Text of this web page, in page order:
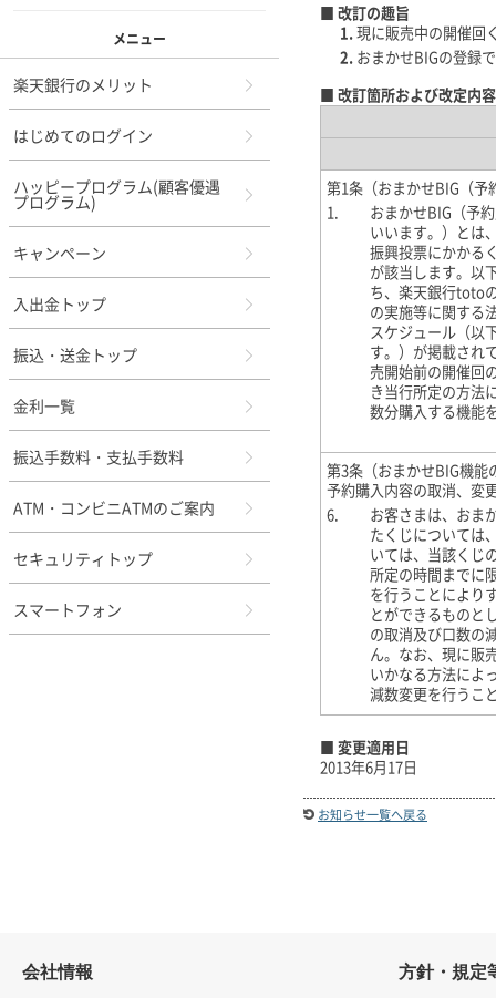
■ 改訂の趣旨
現に販売中の開催回
おまかせBIGの登録
■ 改訂箇所および改定内容
第1条（おまかせBIG（予
1.
おまかせBIG（予
いいます。）とは
振興投票にかかる
が該当します。以
ち、楽天銀行toto
の実施等に関する
スケジュール（以
す。）が掲載され
売開始前の開催回
き当行所定の方法
数分購入する機能
第3条（おまかせBIG機能
予約購入内容の取消、変
6.
お客さまは、おま
たくじについては
いては、当該くじ
所定の時間までに
を行うことにより
とができるものと
の取消及び口数の
ん。なお、現に販
いかなる方法によ
減数変更を行うこ
■ 変更適用日
2013年6月17日
お知らせ一覧へ戻る
メニュー
楽天銀行のメリット
はじめてのログイン
ハッピープログラム(顧客優遇
プログラム)
キャンペーン
入出金トップ
振込・送金トップ
金利一覧
振込手数料・支払手数料
ATM・コンビニATMのご案内
セキュリティトップ
スマートフォン
会社情報 方針・規定